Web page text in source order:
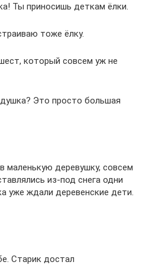
Ты приносишь деткам ёлки.
тоже ёлку.
который совсем уж не
Это просто большая
маленькую деревушку, совсем
из-под снега одни
уже ждали деревенские дети.
Старик достал